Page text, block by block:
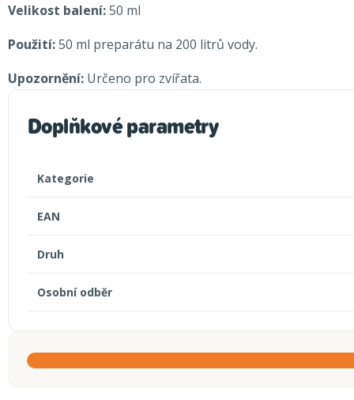
Velikost balení:50 ml
Použití:50 ml preparátu na 200 litrů vody.
Upozornění: Určeno pro zvířata.
Doplňkové parametry
Kategorie
EAN
Druh
Osobní odběr